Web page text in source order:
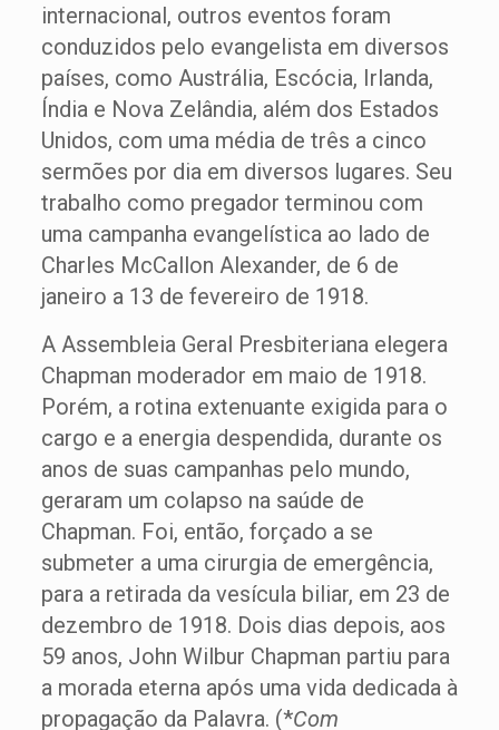
internacional, outros eventos foram
conduzidos pelo evangelista em diversos
países, como Austrália, Escócia, Irlanda,
Índia e Nova Zelândia, além dos Estados
Unidos, com uma média de três a cinco
sermões por dia em diversos lugares. Seu
trabalho como pregador terminou com
uma campanha evangelística ao lado de
Charles McCallon Alexander, de 6 de
janeiro a 13 de fevereiro de 1918.
A Assembleia Geral Presbiteriana elegera
Chapman moderador em maio de 1918.
Porém, a rotina extenuante exigida para o
cargo e a energia despendida, durante os
anos de suas campanhas pelo mundo,
geraram um colapso na saúde de
Chapman. Foi, então, forçado a se
submeter a uma cirurgia de emergência,
para a retirada da vesícula biliar, em 23 de
dezembro de 1918. Dois dias depois, aos
59 anos, John Wilbur Chapman partiu para
a morada eterna após uma vida dedicada à
propagação da Palavra. (*Com